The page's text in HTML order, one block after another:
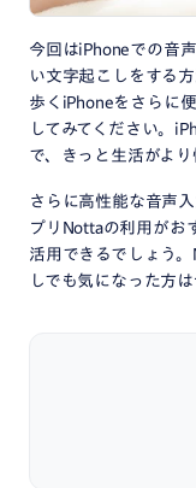
今回はiPhoneでの音
い文字起こしをする
歩くiPhoneをさらに
してみてください。
で、きっと生活がより
さらに高性能な音声
プリNottaの利用がお
活用できるでしょう
しでも気になった方